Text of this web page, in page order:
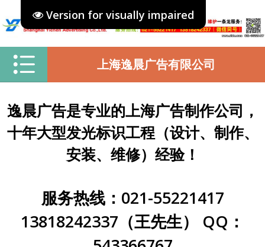
Version for visually impaired
上海逸晨广告有限公司
逸晨广告是专业的上海广告制作公司，
十年大型发光标识工程（设计、制作、
安装、维修）经验！
服务热线：021-55221417
13818242337（王先生） QQ：